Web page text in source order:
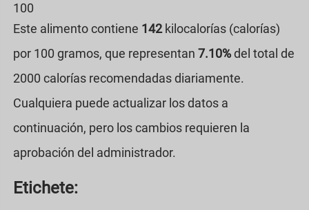
100
Este alimento contiene 142kilocalorías (calorías)
por 100 gramos, que representan 7.10%del total de
2000 calorías recomendadas diariamente.
Cualquiera puede actualizar los datos a
continuación, pero los cambios requieren la
aprobación del administrador.
Etichete: